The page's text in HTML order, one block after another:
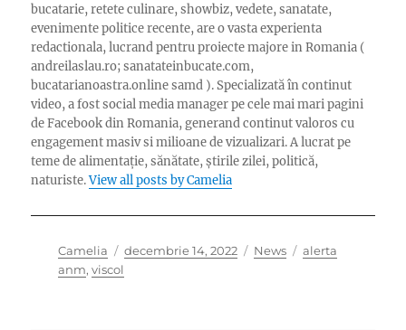
bucatarie, retete culinare, showbiz, vedete, sanatate,
evenimente politice recente, are o vasta experienta
redactionala, lucrand pentru proiecte majore in Romania (
andreilaslau.ro; sanatateinbucate.com,
bucatarianoastra.online samd ). Specializată în continut
video, a fost social media manager pe cele mai mari pagini
de Facebook din Romania, generand continut valoros cu
engagement masiv si milioane de vizualizari. A lucrat pe
teme de alimentație, sănătate, știrile zilei, politică,
naturiste.View all posts by Camelia
Author
Camelia
Posted
on
decembrie 14, 2022 Categories
News Tags
alerta
anm, viscol